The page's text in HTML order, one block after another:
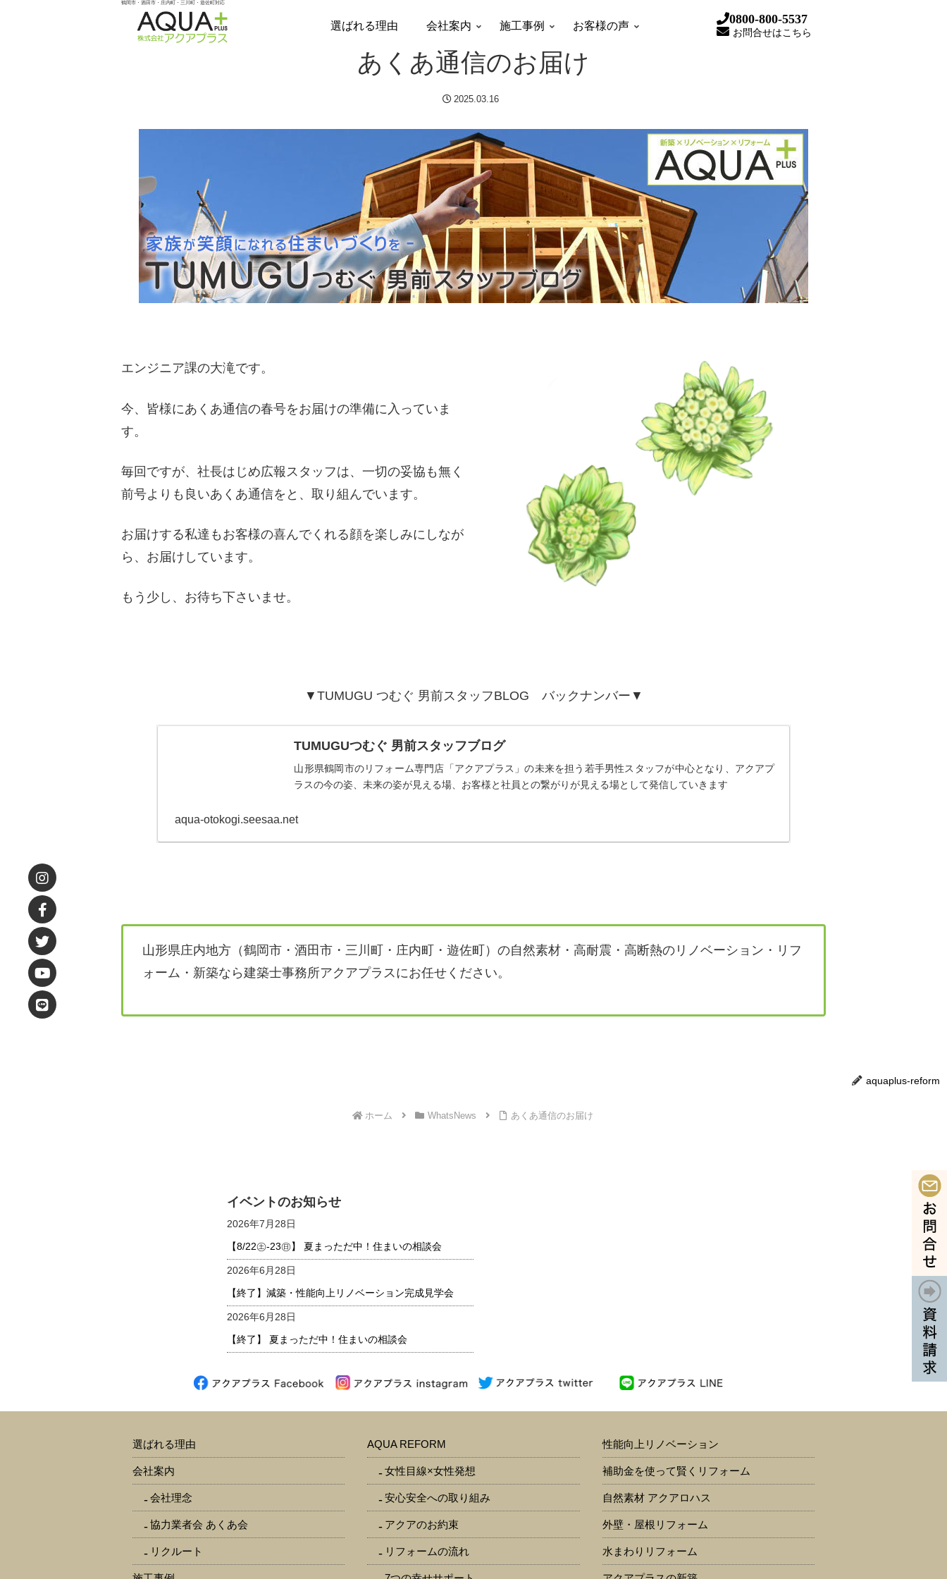
鶴岡市・酒田市・庄内町・三川町・遊佐町対応
選ばれる理由 会社案内 施工事例 お客様の声 0800-800-5537
お問合せはこちら
あくあ通信のお届け
2025.03.16
エンジニア課の大滝です。
今、皆様にあくあ通信の春号をお届けの準備に入っていま
す。
毎回ですが、社長はじめ広報スタッフは、一切の妥協も無く
前号よりも良いあくあ通信をと、取り組んでいます。
お届けする私達もお客様の喜んでくれる顔を楽しみにしなが
ら、お届けしています。
もう少し、お待ち下さいませ。
▼TUMUGU つむぐ 男前スタッフBLOG バックナンバー▼
TUMUGUつむぐ 男前スタッフブログ
山形県鶴岡市のリフォーム専門店「アクアプラス」の未来を担う若手男性スタッフが中心となり、アクアプ
ラスの今の姿、未来の姿が見える場、お客様と社員との繋がりが見える場として発信していきます
aqua-otokogi.seesaa.net
山形県庄内地方（鶴岡市・酒田市・三川町・庄内町・遊佐町）の自然素材・高耐震・高断熱のリノベーション・リフ
ォーム・新築なら建築士事務所アクアプラスにお任せください。
aquaplus-reform
ホーム WhatsNews あくあ通信のお届け
イベントのお知らせ
2026年7月28日
【8/22㊏-23㊐】 夏まっただ中！住まいの相談会
2026年6月28日
【終了】減築・性能向上リノベーション完成見学会
2026年6月28日
【終了】 夏まっただ中！住まいの相談会
選ばれる理由
会社案内
会社理念
協力業者会 あくあ会
リクルート
AQUA REFORM
女性目線×女性発想
安心安全への取り組み
アクアのお約束
リフォームの流れ
性能向上リノベーション
補助金を使って賢くリフォーム
自然素材 アクアロハス
外壁・屋根リフォーム
水まわりリフォーム